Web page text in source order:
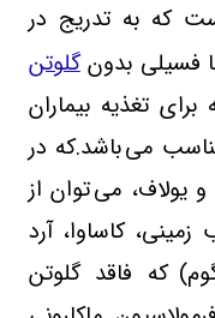
که به تدریج در
فسیلی بدونگلوتن
تغذیه بیماران
میباشد.که در
و یولاف، میتوان از
کاساوا، آرد
که فاقد گلوتن